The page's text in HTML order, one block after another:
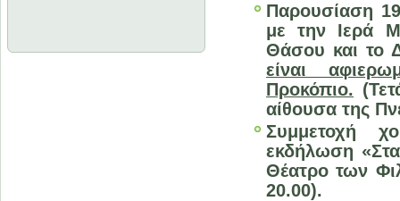
Παρουσίαση
με την Ιερά
Θάσου και το
είναι
Προκόπιο.
αίθουσα της
Συμμετοχή
εκδήλωση
Θέατρο των
20.00).